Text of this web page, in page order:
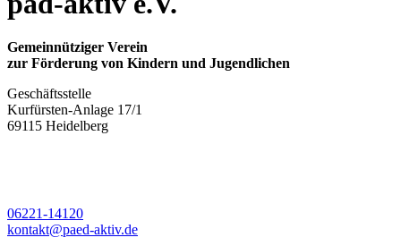
Gemeinnütziger Verein
zur Förderung von Kindern und Jugendlichen
Geschäftsstelle
Kurfürsten-Anlage 17/1
69115 Heidelberg
06221-14120
kontakt@paed-aktiv.de